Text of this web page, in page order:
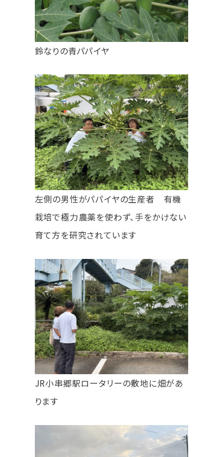
鈴なりの青パパイヤ
左側の男性がパパイヤの生産者 有機
栽培で極力農薬を使わず、手をかけない
育て方を研究されています
JR小串郷駅ロータリーの敷地に畑があ
ります